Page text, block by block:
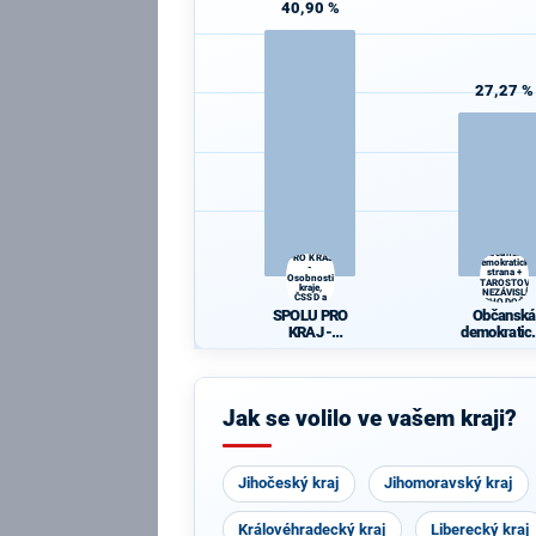
40,90 %
PRO KRAJ
-
Osobnosti
kraje,
ČSSD a
SPOLU PRO
KRAJ -
Zelení
27,27 %
Občanská
demokratická
strana +
STAROSTOVÉ
A NEZÁVISLÍ a
VÝCHODOČEŠI
Občanská
A
ŠI
Jak se volilo ve vašem kraji?
Jihočeský kraj Jihomoravský kraj
Královéhradecký kraj Liberecký kraj